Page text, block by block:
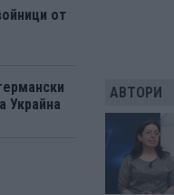
от
Украйна
АВТОРИ